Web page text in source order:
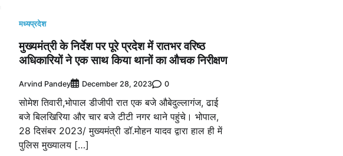
मध्यप्रदेश
मुख्यमंत्री के निर्देश पर पूरे प्रदेश में रातभर वरिष्ठ
अधिकारियों ने एक साथ किया थानों का औचक निरीक्षण
Arvind Pandey December 28, 2023 0
सोमेश तिवारी,भोपाल डीजीपी रात एक बजे औबेदुल्लागंज, ढाई
बजे बिलखिरिया और चार बजे टीटी नगर थाने पहुंचे। भोपाल,
28 दिसंबर 2023/ मुख्यमंत्री डॉ.मोहन यादव द्वारा हाल ही में
पुलिस मुख्यालय […]